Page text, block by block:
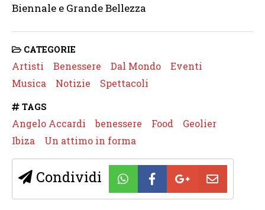
Biennale e Grande Bellezza
CATEGORIE
Artisti Benessere Dal Mondo
Eventi
Musica
Notizie Spettacoli
TAGS
Angelo Accardi benessere Food
Geolier
Ibiza
Un attimo in forma
Condividi